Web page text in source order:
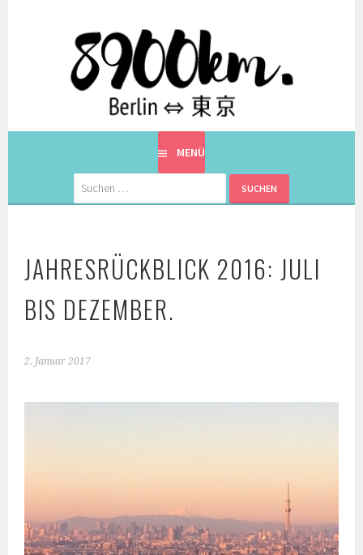
8900KM. BERLIN ⇔ 東京
EINE BERLINERIN IN JAPAN. MIT EINEM JAPANER.
MENÜ
Suchen
nach:
JAHRESRÜCKBLICK 2016: JULI
BIS DEZEMBER.
2. Januar 2017